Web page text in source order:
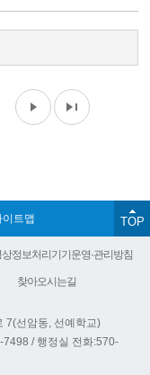
이트맵 TOP
정보처리기기운영·관리방침
찾아오시는길
7(선암동, 선예학교)
/ 행정실 전화:570-